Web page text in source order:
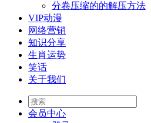
分卷压缩的的解压方法
VIP动漫
网络营销
知识分享
生肖运势
笑话
关于我们
会员中心